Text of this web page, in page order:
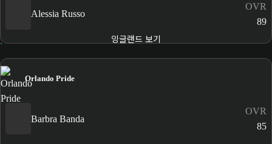
Alessia Russo
OVR
89
잉글랜드 보기
Orlando Pride
Barbra Banda
OVR
85